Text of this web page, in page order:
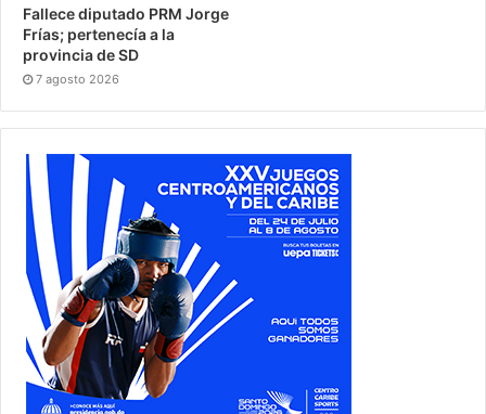
Fallece diputado PRM Jorge
Frías; pertenecía a la
provincia de SD
7 agosto 2026